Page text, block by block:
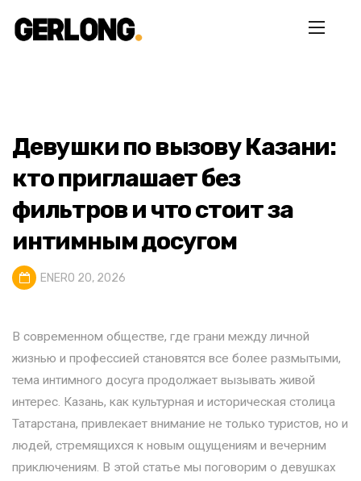
Девушки по вызову Казани:
кто приглашает без
фильтров и что стоит за
интимным досугом
ENERO 20, 2026
В современном обществе, где грани между личной
жизнью и профессией становятся все более размытыми,
тема интимного досуга продолжает вызывать живой
интерес. Казань, как культурная и историческая столица
Татарстана, привлекает внимание не только туристов, но и
людей, стремящихся к новым ощущениям и вечерним
приключениям. В этой статье мы поговорим о девушках